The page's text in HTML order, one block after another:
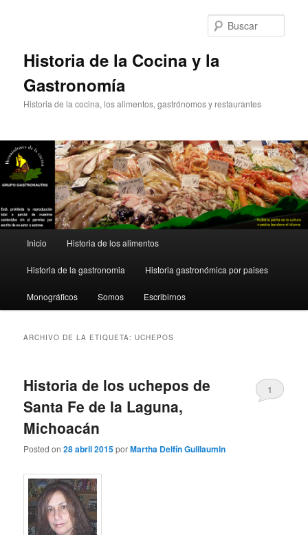
Historia de la Cocina y la
Gastronomía
Historia de la cocina, los alimentos, gastrónomos y restaurantes
principal
Inicio Historia de los alimentos
Historia de la gastronomia Historia gastronómica por paises
Monográficos Somos Escribirnos
ARCHIVO DE LA ETIQUETA:UCHEPOS
Historia de los uchepos de
Santa Fe de la Laguna,
Michoacán
Posted on28 abril 2015porMartha Delfín Guillaumin
1